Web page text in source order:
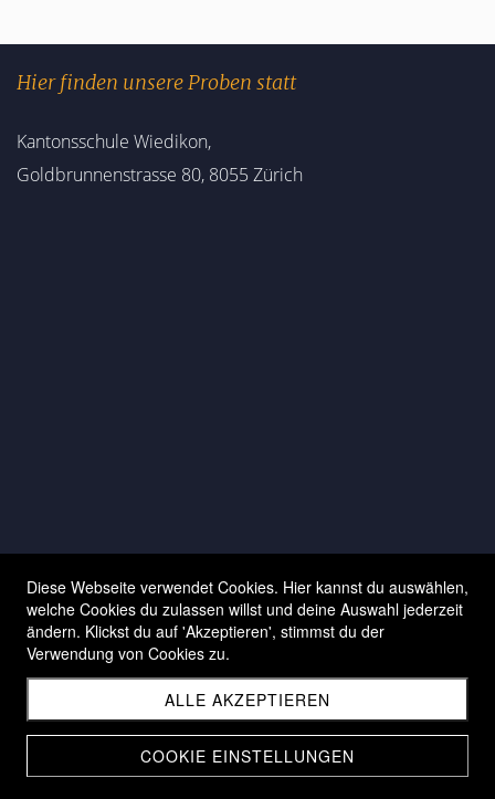
Hier finden unsere Proben statt
Kantonsschule Wiedikon,
Goldbrunnenstrasse 80, 8055 Zürich
Diese Webseite verwendet Cookies. Hier kannst du auswählen,
welche Cookies du zulassen willst und deine Auswahl jederzeit
ändern. Klickst du auf 'Akzeptieren', stimmst du der
Verwendung von Cookies zu.
ALLE AKZEPTIEREN
COOKIE EINSTELLUNGEN